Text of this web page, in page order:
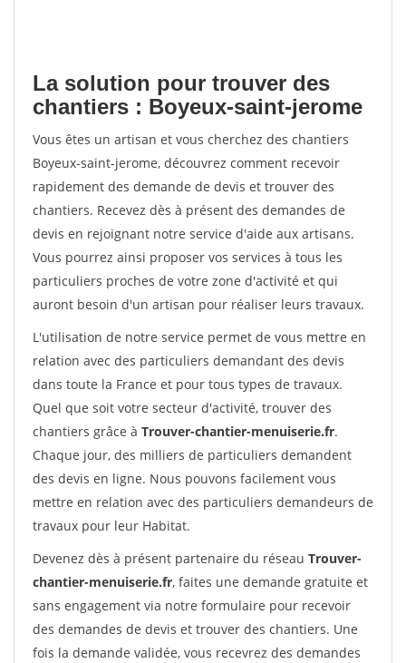
La solution pour trouver des
chantiers : Boyeux-saint-jerome
Vous êtes un artisan et vous cherchez des chantiers
Boyeux-saint-jerome, découvrez comment recevoir
rapidement des demande de devis et trouver des
chantiers. Recevez dès à présent des demandes de
devis en rejoignant notre service d'aide aux artisans.
Vous pourrez ainsi proposer vos services à tous les
particuliers proches de votre zone d'activité et qui
auront besoin d'un artisan pour réaliser leurs travaux.
L'utilisation de notre service permet de vous mettre en
relation avec des particuliers demandant des devis
dans toute la France et pour tous types de travaux.
Quel que soit votre secteur d'activité, trouver des
chantiers grâce à Trouver-chantier-menuiserie.fr.
Chaque jour, des milliers de particuliers demandent
des devis en ligne. Nous pouvons facilement vous
mettre en relation avec des particuliers demandeurs de
travaux pour leur Habitat.
Devenez dès à présent partenaire du réseau Trouver-
chantier-menuiserie.fr, faites une demande gratuite et
sans engagement via notre formulaire pour recevoir
des demandes de devis et trouver des chantiers. Une
fois la demande validée, vous recevrez des demandes